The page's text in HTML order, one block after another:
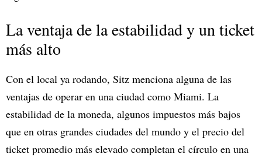
La ventaja de la estabilidad y un ticket
más alto
Con el local ya rodando, Sitz menciona alguna de las
ventajas de operar en una ciudad como Miami. La
estabilidad de la moneda, algunos impuestos más bajos
que en otras grandes ciudades del mundo y el precio del
ticket promedio más elevado completan el círculo en una